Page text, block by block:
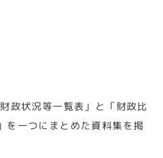
政状況等一覧表」と「財政比
を一つにまとめた資料集を掲